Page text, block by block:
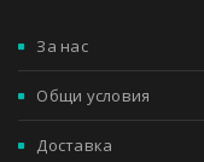
За нас
Общи условия
Доставка